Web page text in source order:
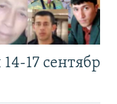
17 сентябр